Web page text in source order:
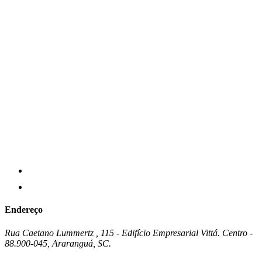
Endereço
Rua Caetano Lummertz , 115 - Edifício Empresarial Vittá. Centro -
88.900-045, Araranguá, SC.